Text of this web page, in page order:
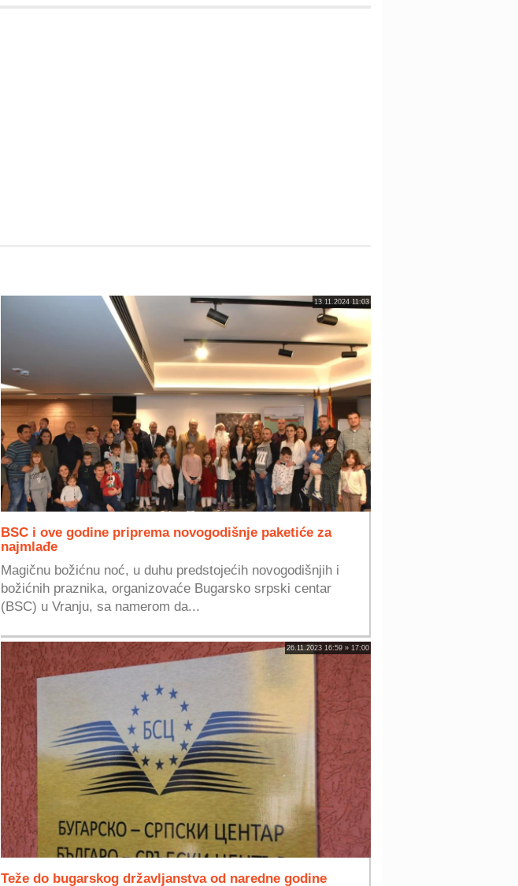
13.11.2024 11:03
BSC i ove godine priprema novogodišnje paketiće za
najmlađe
Magičnu božićnu noć, u duhu predstojećih novogodišnjih i
božićnih praznika, organizovaće Bugarsko srpski centar
(BSC) u Vranju, sa namerom da...
26.11.2023 16:59 » 17:00
Teže do bugarskog državljanstva od naredne godine